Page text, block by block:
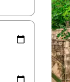
explore-os